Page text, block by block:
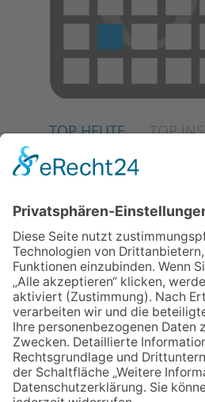
TOP HEUTE TOP
02.07.2026
04.06.2026
Junge
beim
Wettbewerb
23.07.2026
Kronberg-
30-Jähriges
13.05.2026
06.08.2026
„Die